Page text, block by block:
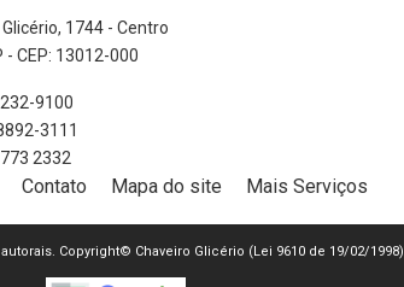
1744 - Centro
- CEP: 13012-000
9100
3111
2332
Contato Mapa do site Mais Serviços
Copyright© Chaveiro Glicério (Lei 9610 de 19/02/1998)